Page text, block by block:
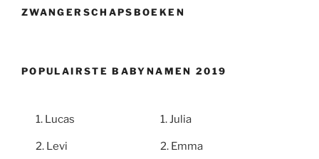
ZWANGERSCHAPSBOEKEN
POPULAIRSTE BABYNAMEN 2019
Lucas
Levi
Julia
Emma